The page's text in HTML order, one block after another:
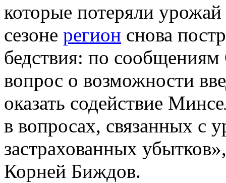
которые потеряли
сезоне регион снова
бедствия: по
вопрос о возможности
оказать содействие
в вопросах, связанных с
застрахованных
Корней Биждов.